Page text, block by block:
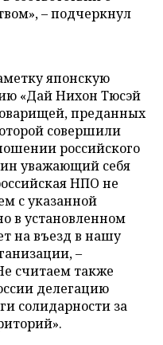
– подчеркнул
японскую
«Дай Нихон Тюсэй
преданных
совершили
российского
уважающий себя
НПО не
с указанной
в установленном
на въезд в нашу
–
считаем также
делегацию
солидарности за